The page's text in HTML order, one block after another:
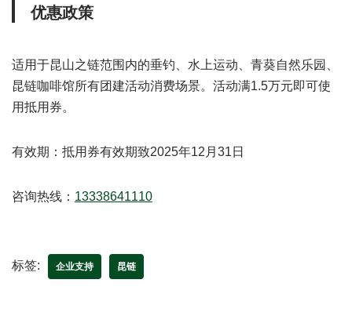
优惠政策
适用于昆山之链范围内的垂钓、水上运动、青葵自然乐园、
昆链咖啡馆所有团建活动消费场景。活动满1.5万元即可使
用抵用券。
有效期：抵用券有效期致2025年12月31日
咨询热线： 13338641110
标签: 企业支持 昆链